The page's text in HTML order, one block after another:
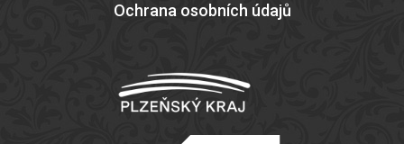
Ochrana osobních údajů